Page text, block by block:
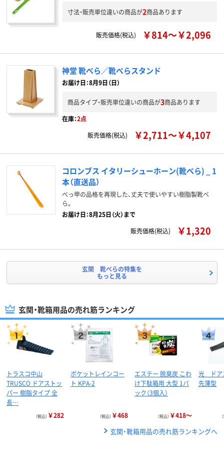
寸法・販売単位違いの商品が2商品あります
販売価格(税込) ￥814～￥2,096
神堂 靴べら／靴べらスタンド
お届け日：8月9日（日）
商品タイプ・販売単位違いの商品が3商品あります
在庫：2点
販売価格(税込)
￥2,711～￥4,107
コロンブス イタリーシューホーン(靴べら) _ 1
本（直送品）
べっ甲の品格を再現した、丈夫で使いやすい樹脂製靴べ
ら。
お届け日：8月25日（火）まで
販売価格(税込)
￥1,320
玄関 靴べらの特集を
もっと見る
玄関・靴箱用品の売れ筋ランキング
トラスコ中山
TRUSCO ドアストッ
パー 樹脂タイプ 全
長…
（税込） ￥282
ポケットレインコー
ト KPA-2
（税込） ￥468
エステー 脱臭炭 こわ
け下駄箱用 大型 1パ
ック（3個入）
（税込） ￥418～
光 ドア
先薄型
玄関・靴箱用品の売れ筋ランキングへ